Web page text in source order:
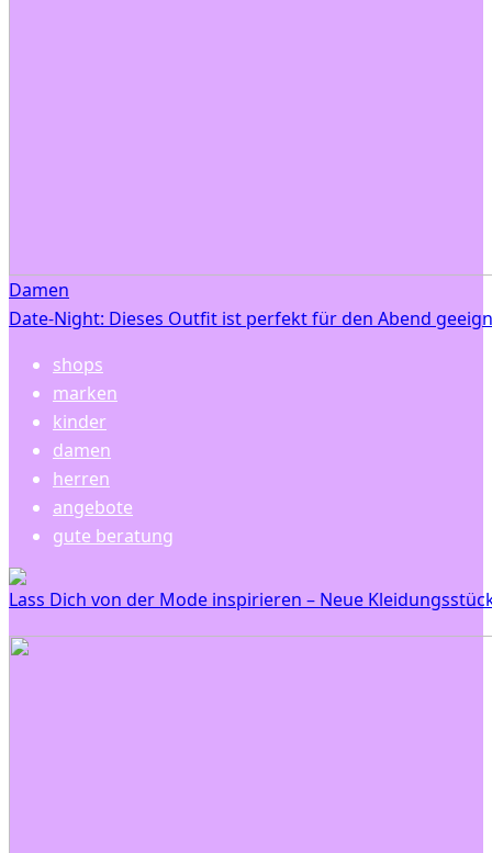
Damen
Date-Night: Dieses Outfit ist perfekt für den Abend
shops
marken
kinder
damen
herren
angebote
gute beratung
Lass Dich von der Mode inspirieren – Neue